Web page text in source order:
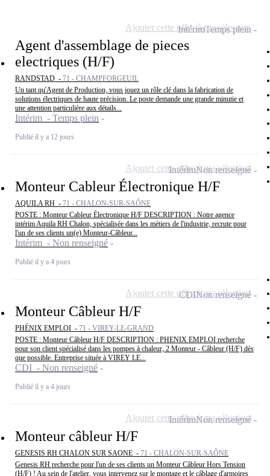
Agent d'assemblage de pieces
electriques (H/F)
RANDSTAD - 71 - CHAMPFORGEUIL
Un tant qu'Agent de Production, vous jouez un rôle clé dans la fabrication de
solutions électriques de haute précision. Le poste demande une grande minutie et
une attention particulière aux détails...
Intérim - Temps plein
Publié il y a 12 jours
IntérimTemps plein
Ajouter cette offre à ma sélection
Monteur Cableur Électronique H/F
AQUILA RH - 71 - CHALON-SUR-SAÔNE
POSTE : Monteur Cableur Électronique H/F DESCRIPTION : Notre agence
intérim Aquila RH Chalon, spécialisée dans les métiers de l'industrie, recrute pour
l'un de ses clients un(e) Monteur-Câbleur...
Intérim - Non renseigné
Publié il y a 4 jours
IntérimNon renseigné
Ajouter cette offre à ma sélection
Monteur Câbleur H/F
PHÉNIX EMPLOI - 71 - VIREY-LE-GRAND
POSTE : Monteur Câbleur H/F DESCRIPTION : PHENIX EMPLOI recherche
pour son client spécialisé dans les pompes à chaleur, 2 Monteur - Câbleur (H/F) dès
que possible. Entreprise située à VIREY LE...
CDI - Non renseigné
Publié il y a 4 jours
CDINon renseigné
Ajouter cette offre à ma sélection
Monteur câbleur H/F
GENESIS RH CHALON SUR SAONE - 71 - CHALON-SUR-SAÔNE
Genesis RH recherche pour l'un de ses clients un Monteur Câbleur Hors Tension
(H/F) ! Au sein de l'atelier, vous intervenez sur le montage et le câblage d'armoires
IntérimNon renseigné
Ajouter cette offre à ma sélection